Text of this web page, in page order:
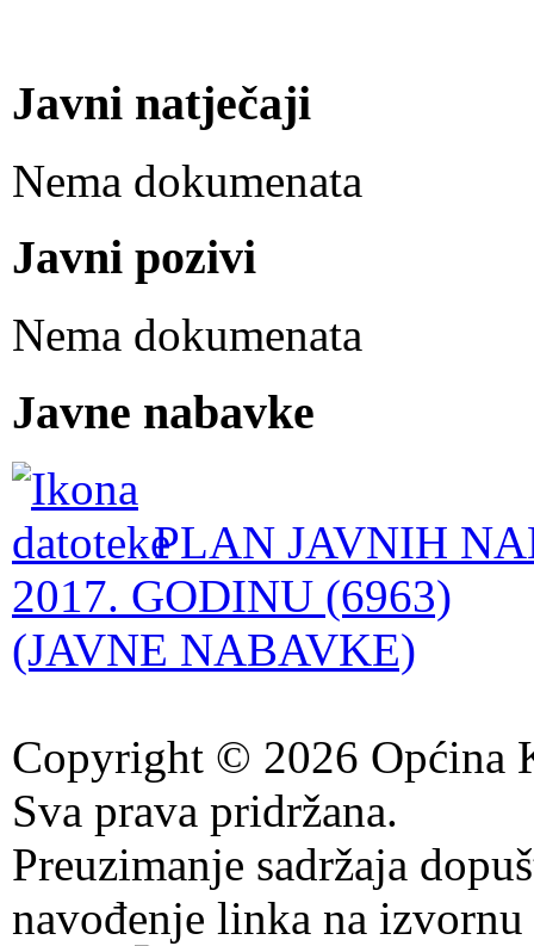
Javni natječaji
Nema dokumenata
Javni pozivi
Nema dokumenata
Javne nabavke
PLAN JAVNIH
2017. GODINU (6963)
(JAVNE NABAVKE)
Copyright © 2026 Općina
Sva prava pridržana.
Preuzimanje sadržaja
navođenje linka na izvornu